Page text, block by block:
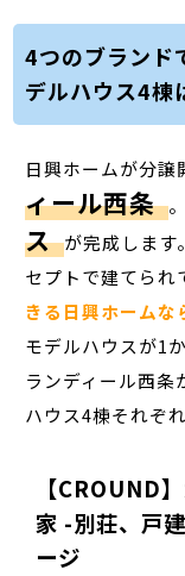
4つのブランド
デルハウス4
日興ホームが分譲
ィール西条
ス が完成します
セプトで建てられ
きる日興ホームな
モデルハウスが1
ランディール西条
ハウス4棟それぞ
【CROUND
家 -別荘、戸
ージ